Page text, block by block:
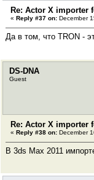
Re: Actor X importer
« Reply #37 on: December
Да в том, что TRON -
DS-DNA
Guest
Re: Actor X importer
« Reply #38 on: December
В 3ds Max 2011